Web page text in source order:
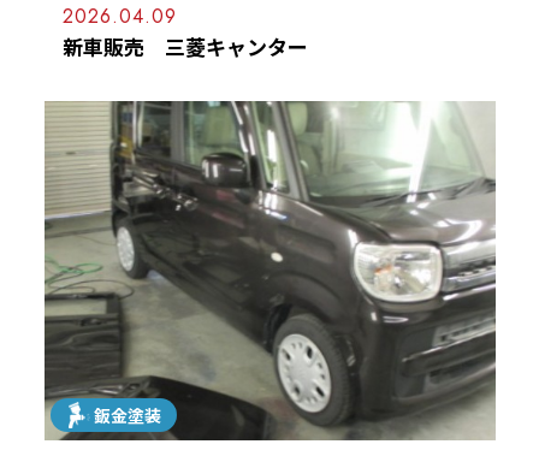
2026.04.09
新車販売 三菱キャンター
鈑金塗装